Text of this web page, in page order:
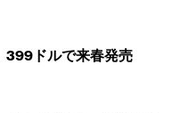
399ドルで来春発売